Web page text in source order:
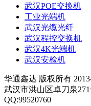
武汉POE交换机
工业光端机
武汉光缆光纤
武汉程控交换机
武汉4K光端机
武汉安检机
华通鑫达 版权所有
武汉市洪山区卓刀泉
QQ:99520760